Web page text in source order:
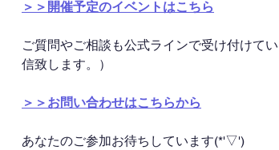
＞＞開催予定のイベントはこちら
ご質問やご相談も公式ラインで受け付けて
信致します。）
＞＞お問い合わせはこちらから
あなたのご参加お待ちしています(*'▽')